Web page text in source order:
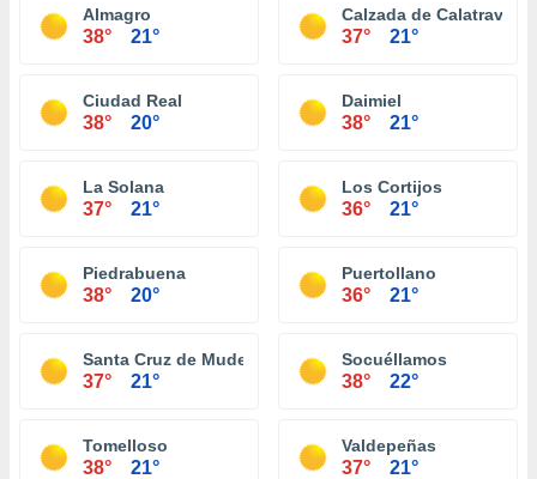
Almagro
38° 21°
Calzada de Calatrava
37° 21°
Ciudad Real
38° 20°
Daimiel
38° 21°
La Solana
37° 21°
Los Cortijos
36° 21°
Piedrabuena
38° 20°
Puertollano
36° 21°
Santa Cruz de Mudela
37° 21°
Socuéllamos
38° 22°
Tomelloso
38° 21°
Valdepeñas
37° 21°